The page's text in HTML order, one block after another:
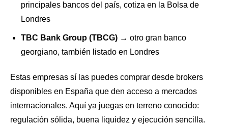
principales bancos del país, cotiza en la Bolsa de
Londres
TBC Bank Group (TBCG)→ otro gran banco
georgiano, también listado en Londres
Estas empresas sí las puedes comprar desde brokers
disponibles en España que den acceso a mercados
internacionales. Aquí ya juegas en terreno conocido:
regulación sólida, buena liquidez y ejecución sencilla.